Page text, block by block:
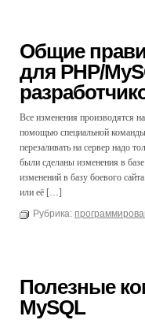
Общие
для PHP/
Все изменения производятся
помощью специальной
перезаливать на сервер надо
были сделаны изменения в
изменений в базу боевого
или её […]
Рубрика:
Полезные
MySQL